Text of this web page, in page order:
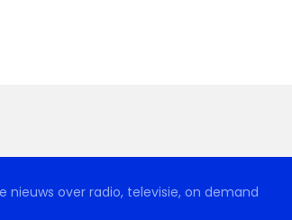
over radio, televisie, on demand